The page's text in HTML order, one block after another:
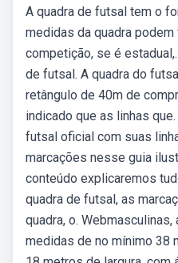
A quadra de futsal tem o
medidas da quadra
competição, se é
de futsal. A quadra do
retângulo de 40m de
indicado que as linhas
futsal oficial com suas
marcações nesse guia
conteúdo explicaremos
quadra de futsal, as
quadra, o.
medidas de no mínimo 38